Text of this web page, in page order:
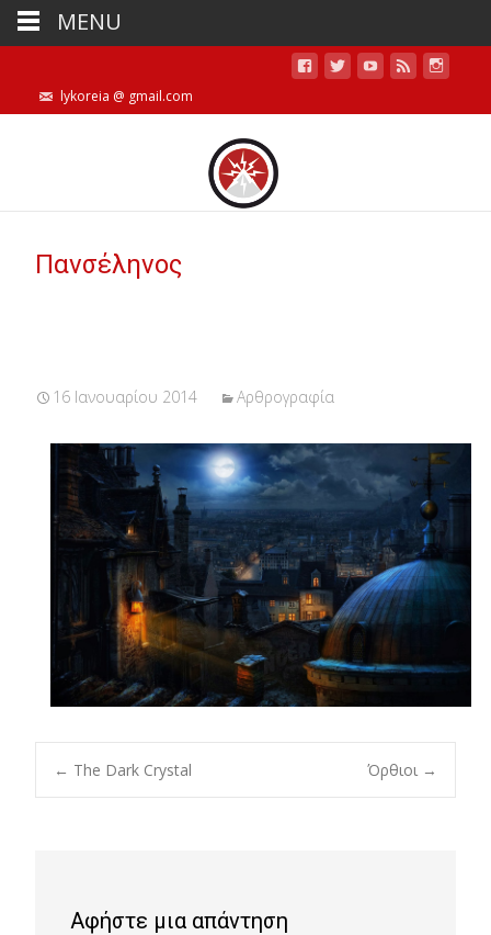
lykoreia @ gmail.com
Πανσέληνος
16 Ιανουαρίου 2014 Αρθρογραφία
Post
← The Dark Crystal Όρθιοι →
Αφήστε μια απάντηση
MENU